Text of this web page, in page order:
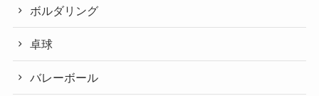
ボルダリング
卓球
バレーボール